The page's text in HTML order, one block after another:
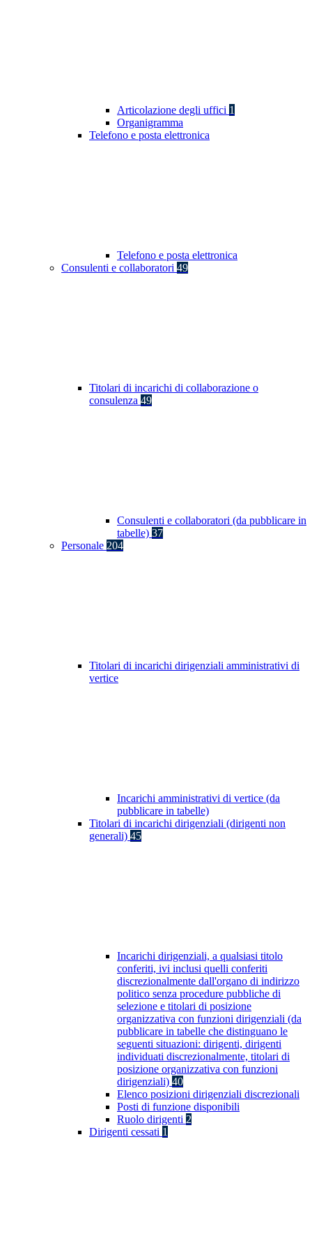
Articolazione degli uffici 1
Organigramma
Telefono e posta elettronica
Telefono e posta elettronica
Consulenti e collaboratori 49
Titolari di incarichi di collaborazione o
consulenza 49
Consulenti e collaboratori (da pubblicare in
tabelle) 37
Personale 204
Titolari di incarichi dirigenziali amministrativi di
vertice
Incarichi amministrativi di vertice (da
pubblicare in tabelle)
Titolari di incarichi dirigenziali (dirigenti non
generali) 45
Incarichi dirigenziali, a qualsiasi titolo
conferiti, ivi inclusi quelli conferiti
discrezionalmente dall'organo di indirizzo
politico senza procedure pubbliche di
selezione e titolari di posizione
organizzativa con funzioni dirigenziali (da
pubblicare in tabelle che distinguano le
seguenti situazioni: dirigenti, dirigenti
individuati discrezionalmente, titolari di
posizione organizzativa con funzioni
dirigenziali) 40
Elenco posizioni dirigenziali discrezionali
Posti di funzione disponibili
Ruolo dirigenti 2
Dirigenti cessati 1